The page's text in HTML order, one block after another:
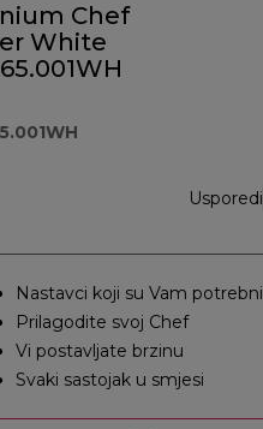
Chef
White
Usporedi
Nastavci koji su Vam potrebni
Prilagodite svoj Chef
Vi postavljate brzinu
Svaki sastojak u smjesi